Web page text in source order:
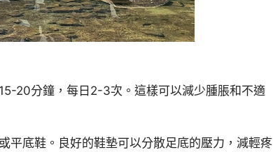
20分鐘，每日2-3次。這樣可以減少腫脹和不適
平底鞋。良好的鞋墊可以分散足底的壓力，減輕疼